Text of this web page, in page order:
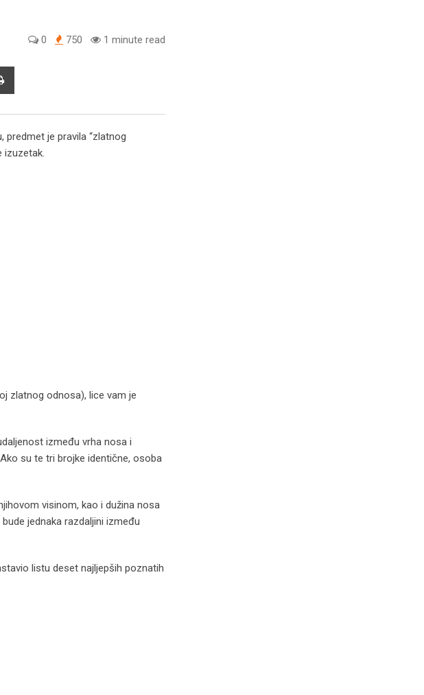
0 750 1 minute read
predmet je pravila “zlatnog
izuzetak.
zlatnog odnosa), lice vam je
između vrha nosa i
su te tri brojke identične, osoba
visinom, kao i dužina nosa
jednaka razdaljini između
listu deset najljepših poznatih